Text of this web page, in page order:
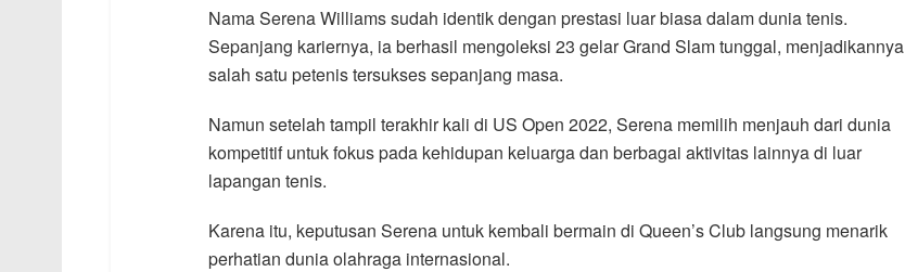
Nama Serena Williams sudah identik dengan prestasi luar biasa dalam dunia tenis.
Sepanjang kariernya, ia berhasil mengoleksi 23 gelar Grand Slam tunggal, menjadikannya
salah satu petenis tersukses sepanjang masa.
Namun setelah tampil terakhir kali di US Open 2022, Serena memilih menjauh dari dunia
kompetitif untuk fokus pada kehidupan keluarga dan berbagai aktivitas lainnya di luar
lapangan tenis.
Karena itu, keputusan Serena untuk kembali bermain di Queen’s Club langsung menarik
perhatian dunia olahraga internasional.